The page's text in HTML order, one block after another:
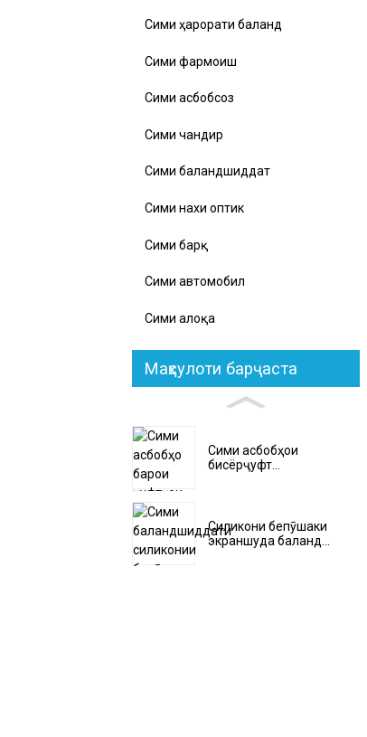
Сими ҳарорати баланд
Сими фармоишӣ
Сими асбобсозӣ
Сими чандир
Сими баландшиддат
Сими нахи оптикӣ
Сими барқ
Сими автомобилӣ
Сими алоқа
Маҳсулоти барҷаста
Сими асбобҳои
бисёрҷуфт...
Силикони бепӯшаки
экраншуда баланд...